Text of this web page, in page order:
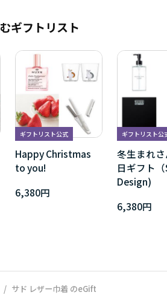
ギフトリスト
ギフトリスト公式
Happy Christmas
to you!
6,380円
ギフトリスト公
冬生まれ
日ギフト
Design)
6,380円
サド レザー巾着 のeGift